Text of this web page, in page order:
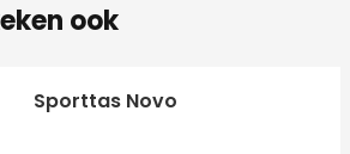
ook
Sporttas Novo